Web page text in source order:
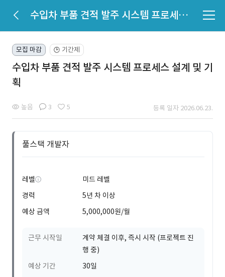
수입차 부품 견적 발주 시스템 프로세스 설계 및 기획
모집 마감 🕒 기간제
수입차 부품 견적 발주 시스템 프로세스 설계 및 기
획
높음 3 5 등록 일자 2026.06.23.
풀스택 개발자
레벨
미드 레벨
경력
5년 차 이상
예상 금액
5,000,000원/월
근무 시작일
계약 체결 이후, 즉시 시작 (프로젝트 진
행 중)
예상 기간
30일